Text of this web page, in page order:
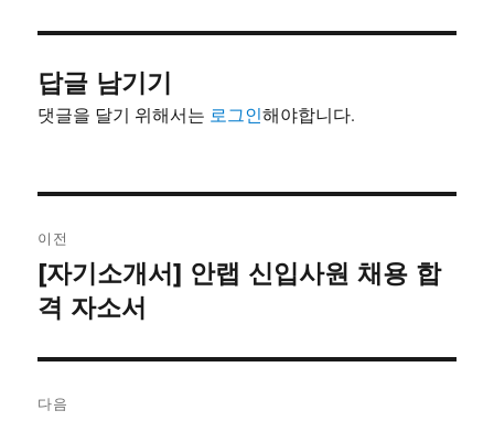
답글 남기기
댓글을 달기 위해서는 로그인해야합니다.
내
비
게
이
이전
이
전
[자기소개서] 안랩 신입사원 채용 합
격 자소서
다음